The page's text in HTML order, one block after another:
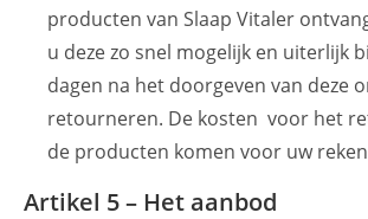
producten van Slaap Vitaler
u deze zo snel mogelijk en uiterlijk
dagen na het doorgeven van deze
retourneren. De kosten voor het
de producten komen voor uw
Artikel 5 – Het aanbod